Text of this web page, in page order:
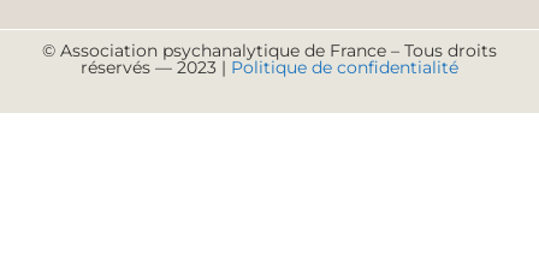
© Association psychanalytique de France – Tous droits
réservés — 2023 | Politique de confidentialité